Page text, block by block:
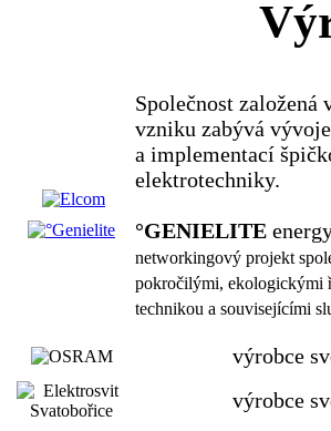
Společnost založená
vzniku zabývá
a implementací
elektrotechniky.
°GENIELITE
networkingový projekt
pokročilými, ekologickými
technikou a souvisejícími
výrobce
výrobce